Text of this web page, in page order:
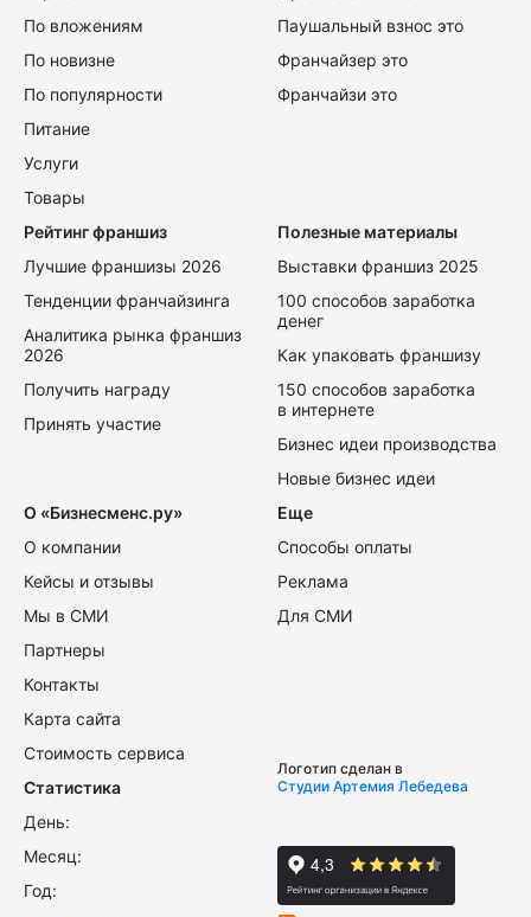
По вложениям
По новизне
По популярности
Питание
Услуги
Товары
Паушальный взнос это
Франчайзер это
Франчайзи это
Рейтинг франшиз
Лучшие франшизы 2026
Тенденции франчайзинга
Аналитика рынка франшиз
2026
Получить награду
Принять участие
Полезные материалы
Выставки франшиз 2025
100 способов заработка
денег
Как упаковать франшизу
150 способов заработка
в интернете
Бизнес идеи производства
Новые бизнес идеи
О «Бизнесменс.ру»
О компании
Кейсы и отзывы
Мы в СМИ
Партнеры
Контакты
Карта сайта
Стоимость сервиса
Еще
Способы оплаты
Реклама
Для СМИ
Статистика
День:
Месяц:
Год:
Логотип сделан в
Студии Артемия Лебедева